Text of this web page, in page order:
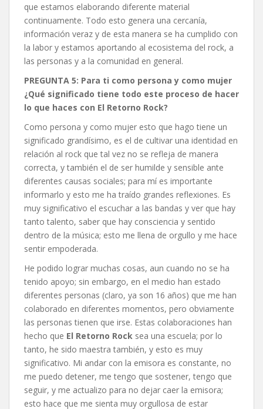
que estamos elaborando diferente material
continuamente. Todo esto genera una cercanía,
información veraz y de esta manera se ha cumplido con
la labor y estamos aportando al ecosistema del rock, a
las personas y a la comunidad en general.
PREGUNTA 5: Para ti como persona y como mujer
¿Qué significado tiene todo este proceso de hacer
lo que haces con El Retorno Rock?
Como persona y como mujer esto que hago tiene un
significado grandísimo, es el de cultivar una identidad en
relación al rock que tal vez no se refleja de manera
correcta, y también el de ser humilde y sensible ante
diferentes causas sociales; para mí es importante
informarlo y esto me ha traído grandes reflexiones. Es
muy significativo el escuchar a las bandas y ver que hay
tanto talento, saber que hay consciencia y sentido
dentro de la música; esto me llena de orgullo y me hace
sentir empoderada.
He podido lograr muchas cosas, aun cuando no se ha
tenido apoyo; sin embargo, en el medio han estado
diferentes personas (claro, ya son 16 años) que me han
colaborado en diferentes momentos, pero obviamente
las personas tienen que irse. Estas colaboraciones han
hecho que El Retorno Rock sea una escuela; por lo
tanto, he sido maestra también, y esto es muy
significativo. Mi andar con la emisora es constante, no
me puedo detener, me tengo que sostener, tengo que
seguir, y me actualizo para no dejar caer la emisora;
esto hace que me sienta muy orgullosa de estar